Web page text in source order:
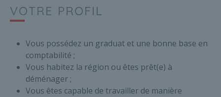
VOTRE PROFIL
Vous possédez un graduat et une bonne base en
comptabilité ;
Vous habitez la région ou êtes prêt(e) à
déménager ;
Vous êtes capable de travailler de manière